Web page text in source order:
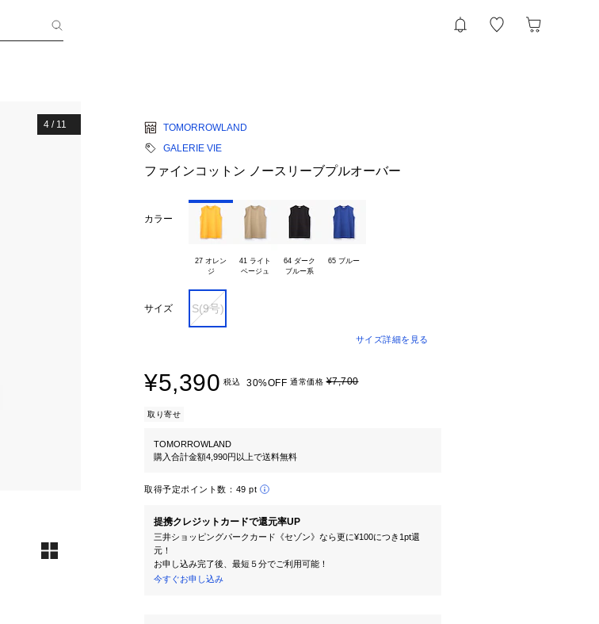
4 / 11
TOMORROWLAND
GALERIE VIE
ファインコットン ノースリーブプルオーバー
カラー
27 オレン
ジ
41 ライト
64 ダーク
65 ブルー
サイズ S(9号)
サイズ詳細を見る
¥5,390 税込 30%OFF 通常価格¥7,700
取り寄せ
TOMORROWLAND
購入合計金額4,990円以上で送料無料
取得予定ポイント数： 49 pt
提携クレジットカードで還元率UP
三井ショッピングパークカード《セゾン》なら更に¥100につき1pt還
元！
お申し込み完了後、最短５分でご利用可能！
今すぐお申し込み